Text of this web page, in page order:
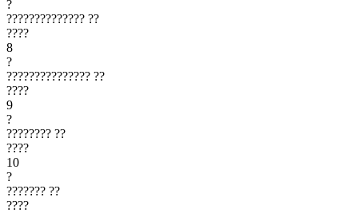
?
?????????????? ??
????
8
?
??????????????? ??
????
9
?
???????? ??
????
10
?
??????? ??
????